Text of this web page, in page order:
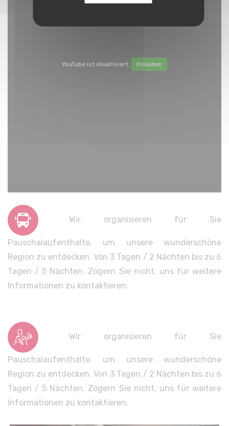
YouTube ist deaktiviert. Erlauben
Wir organisieren für Sie
Pauschalaufenthalte, um unsere wunderschöne
Region zu entdecken. Von 3 Tagen / 2 Nächten bis zu 6
Tagen / 5 Nächten. Zögern Sie nicht, uns für weitere
Informationen zu kontaktieren.
Wir organisieren für Sie
Pauschalaufenthalte, um unsere wunderschöne
Region zu entdecken. Von 3 Tagen / 2 Nächten bis zu 6
Tagen / 5 Nächten. Zögern Sie nicht, uns für weitere
Informationen zu kontaktieren.